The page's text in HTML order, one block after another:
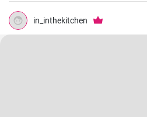
in_inthekitchen